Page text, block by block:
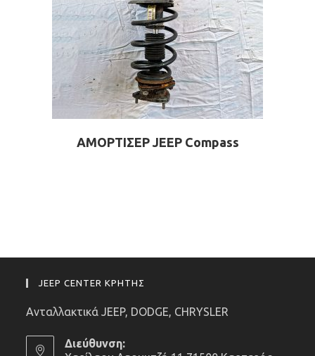
ΑΜΟΡΤΙΣΕΡ JEEP Compass
JEEP CENTER ΚΡΗΤΗΣ
Ανταλλακτικά JEEP, DODGE, CHRYSLER
Διεύθυνση: